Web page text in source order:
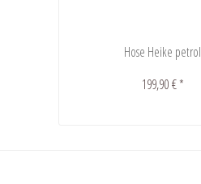
Hose Heike petrol
199,90 € *